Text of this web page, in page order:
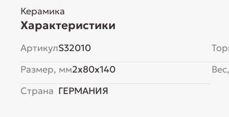
Керамика
Характеристики
АртикулS32010
Размер, мм2x80x140
Страна ГЕРМАНИЯ